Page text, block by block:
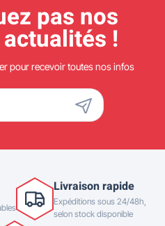
pas nos
!
pour recevoir toutes nos infos
Livraison rapide
Expéditions sous 24/48h,
selon stock disponible